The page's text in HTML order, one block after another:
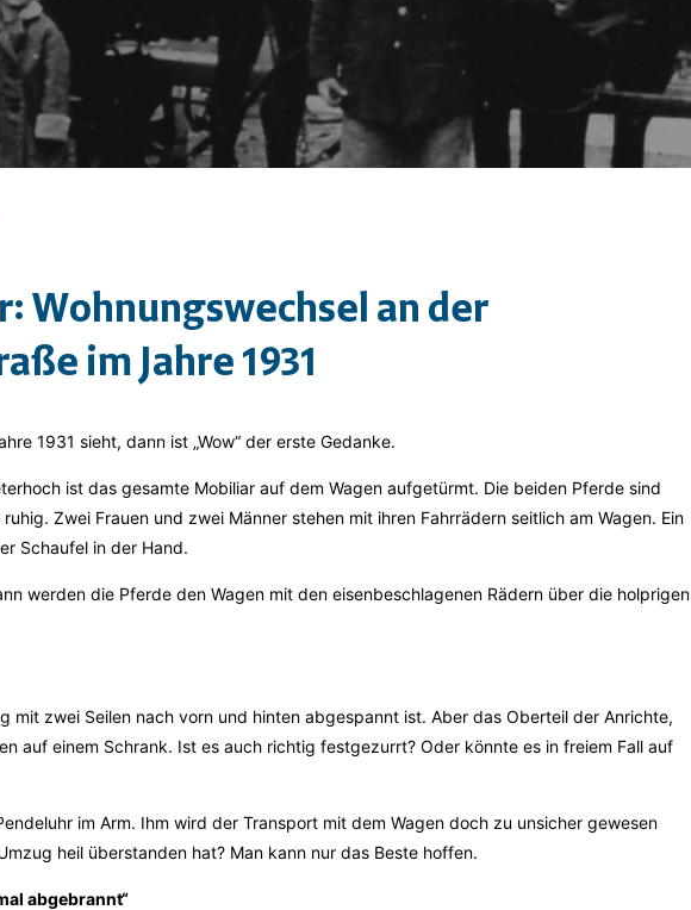
Wohnungswechsel an der
im Jahre 1931
1931 sieht, dann ist „Wow“ der erste Gedanke.
ist das gesamte Mobiliar auf dem Wagen aufgetürmt. Die beiden Pferde sind
Zwei Frauen und zwei Männer stehen mit ihren Fahrrädern seitlich am Wagen. Ein
Schaufel in der Hand.
werden die Pferde den Wagen mit den eisenbeschlagenen Rädern über die holprigen
mit zwei Seilen nach vorn und hinten abgespannt ist. Aber das Oberteil der Anrichte,
auf einem Schrank. Ist es auch richtig festgezurrt? Oder könnte es in freiem Fall auf
im Arm. Ihm wird der Transport mit dem Wagen doch zu unsicher gewesen
heil überstanden hat? Man kann nur das Beste hoffen.
abgebrannt“